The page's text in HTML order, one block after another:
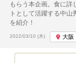
もらう本企画。食に詳
トとして活躍する中
を紹介！
投稿日:
2022/03/10 (木) 大阪